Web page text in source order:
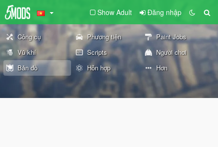
Show Adult Đăng nhập
Công cụ Phương tiện
Paint Jobs
Vũ khí
Scripts
Người chơi
Bản đồ
Hỗn hợp Hơn